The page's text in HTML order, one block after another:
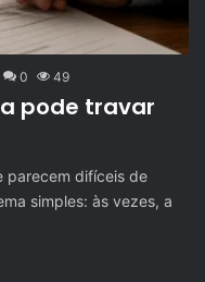
0 49
pode travar
parecem difíceis de
simples: às vezes, a